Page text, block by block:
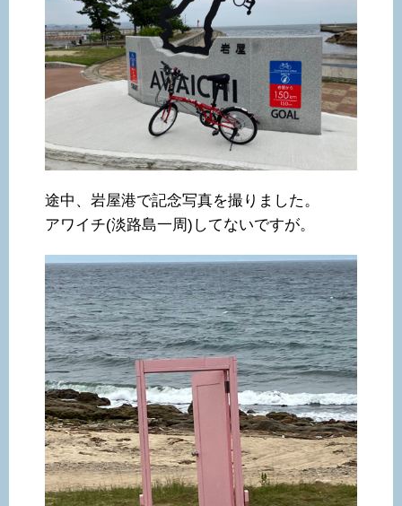
途中、岩屋港で記念写真を撮りました。
アワイチ(淡路島一周)してないですが。